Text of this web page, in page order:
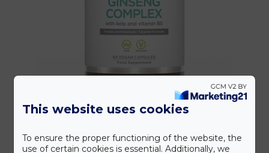
8 960Ft bruttó
This website uses cookies
To ensure the proper functioning of the website, the
use of certain cookies is essential. Additionally, we